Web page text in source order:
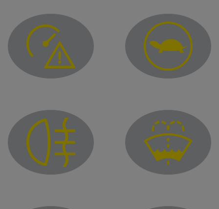
Spia di eccesso di velocità Spia delle prestazioni
Spia della luce antinebbia posteriore Spia di segnalazione